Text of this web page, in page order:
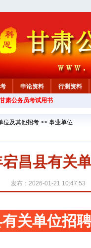
申论资料
行测资料
肃公务员考试用书
位及其他招考 >> 事业单位
昌县有关
发布：2026-01-21 10:47:53
关单位招